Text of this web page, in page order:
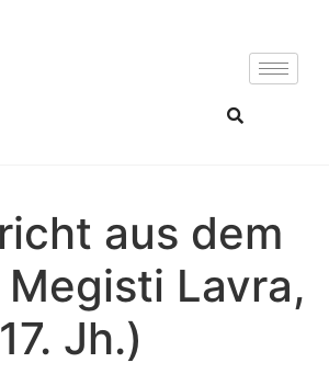
aus dem
Lavra,
Jh.)